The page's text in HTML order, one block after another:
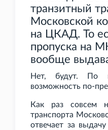
транзитный
Московской
на ЦКАД. То
пропуска на
вообще
Нет, будут. По
возможность по-
Как раз совсем
транспорта
отвечает за